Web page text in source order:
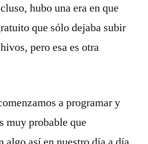
hubo una era en que
que sólo dejaba subir
pero esa es otra
a programar y
muy probable que